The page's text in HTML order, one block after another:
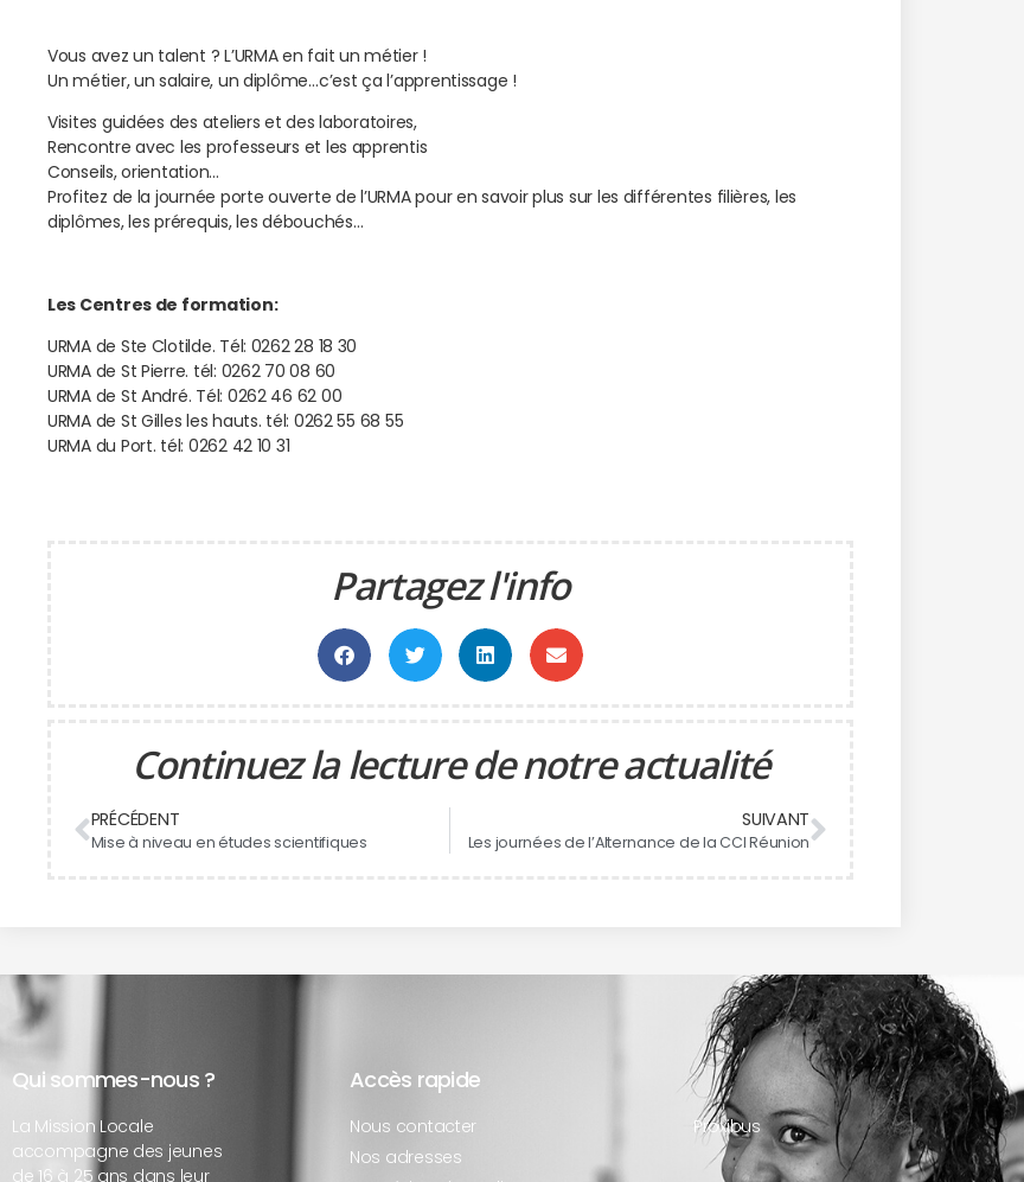
Vous avez un talent ? L’URMA en fait un métier !
Un métier, un salaire, un diplôme…c’est ça l’apprentissage !
Visites guidées des ateliers et des laboratoires,
Rencontre avec les professeurs et les apprentis
Conseils, orientation…
Profitez de la journée porte ouverte de l’URMA pour en savoir plus sur les différentes filières, les
diplômes, les prérequis, les débouchés…
Les Centres de formation:
URMA de Ste Clotilde. Tél: 0262 28 18 30
URMA de St Pierre. tél: 0262 70 08 60
URMA de St André. Tél: 0262 46 62 00
URMA de St Gilles les hauts. tél: 0262 55 68 55
URMA du Port. tél: 0262 42 10 31
Partagez l'info
Continuez la lecture de notre actualité
PRÉCÉDENT
Mise à niveau en études scientifiques
SUIVANT
Les journées de l’Alternance de la CCI Réunion
Qui sommes-nous ?
La Mission Locale
accompagne des jeunes
de 16 à 25 ans dans leur
Accès rapide
Nous contacter
Nos adresses
Proxibus